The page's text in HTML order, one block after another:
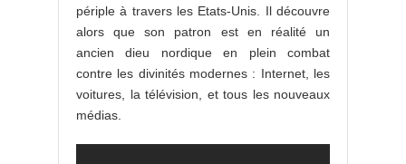
périple à travers les Etats-Unis. Il découvre
alors que son patron est en réalité un
ancien dieu nordique en plein combat
contre les divinités modernes : Internet, les
voitures, la télévision, et tous les nouveaux
médias.